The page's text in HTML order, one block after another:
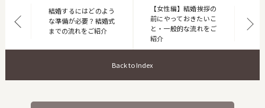
結婚するにはどのよう
な準備が必要？結婚式
までの流れをご紹介
【女性編】結婚挨拶の
前にやっておきたいこ
と・一般的な流れをご
紹介
Back to Index